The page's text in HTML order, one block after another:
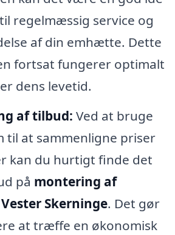
regelmæssig service og
af din emhætte. Dette
fortsat fungerer optimalt
dens levetid.
af tilbud: Ved at bruge
til at sammenligne priser
kan du hurtigt finde det
på montering af
Skerninge. Det gør
at træffe en økonomisk